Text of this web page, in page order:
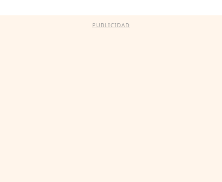
PUBLICIDAD